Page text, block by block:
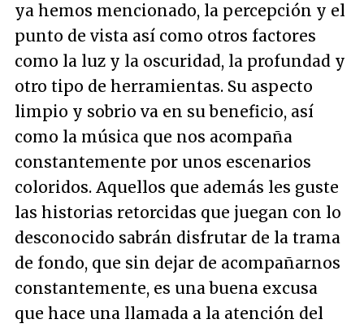
ya hemos mencionado, la percepción y el
punto de vista así como otros factores
como la luz y la oscuridad, la profundad y
otro tipo de herramientas. Su aspecto
limpio y sobrio va en su beneficio, así
como la música que nos acompaña
constantemente por unos escenarios
coloridos. Aquellos que además les guste
las historias retorcidas que juegan con lo
desconocido sabrán disfrutar de la trama
de fondo, que sin dejar de acompañarnos
constantemente, es una buena excusa
que hace una llamada a la atención del